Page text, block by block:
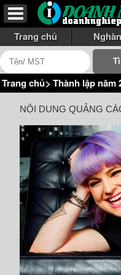
Trang chủ
Trang chủ> Thành lập năm